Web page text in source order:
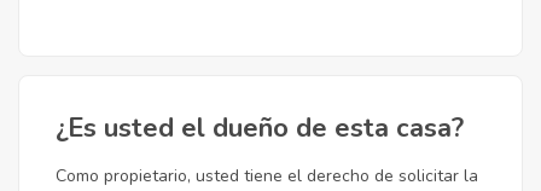
¿Es usted el dueño de esta casa?
Como propietario, usted tiene el derecho de solicitar la